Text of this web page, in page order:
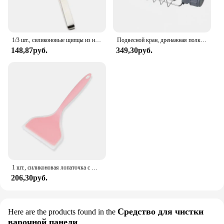
1/3 шт., силиконовые щипцы из нержавеющей стали
148,87руб.
Подвесной кран, дренажная полка для кухонной раковины, держатель для раковины в ванной, стеллаж для хранения, полка-органайзер, кухонные аксессуары
349,30руб.
1 шт., силиконовая лопаточка с широким горлышком, антипригарный скребок, лопаточка для приготовления стейка, говядины, яиц, инструменты для выпечки блинов, кухонная лопатка для приготовления пищи
206,30руб.
Here are the products found in the Средство для чистки